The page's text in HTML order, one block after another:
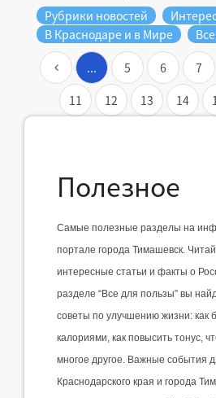
Рубрики новостей
В Краснодаре и в Мире
... 5 6 7
11
12 13 14
Полезное
Самые полезные разделы на
портале города Тимашевск.
интересные статьи и факты о
разделе “Все для пользы” вы
советы по улучшению жизни: как
калориями, как повысить тонус,
многое другое. Важные события
Краснодарского края и города